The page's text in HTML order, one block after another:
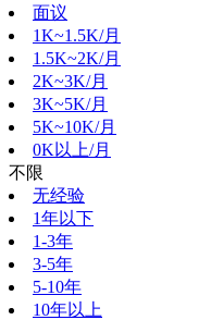
面议
1K~1.5K/月
1.5K~2K/月
2K~3K/月
3K~5K/月
5K~10K/月
0K以上/月
不限
无经验
1年以下
1-3年
3-5年
5-10年
10年以上